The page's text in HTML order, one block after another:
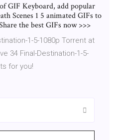
GIF Keyboard, add popular
Scenes 1 5 animated GIFs to
the best GIFs now >>>
1-5-1080p Torrent at
34 Final-Destination-1-5-
for you!